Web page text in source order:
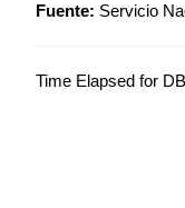
Fuente: Servicio
Time Elapsed for